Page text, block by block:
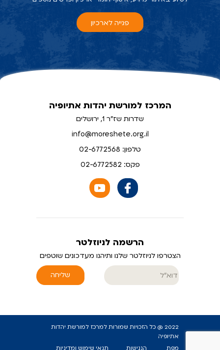
פנייה לארכיון
המרכז למורשת יהדות אתיופיה
שדרות שז"ר 1, ירושלים
info@moreshete.org.il
טלפון: 02-6772568
פקס: 02-6772582
הרשמה לניוזלטר
הצטרפו לניוזלטר שלנו ותיהנו מעדכונים שוטפים
שליחה
2022 @ כל הזכויות שמורות למרכז למורשת יהדות
אתיופיה
מפת
הנגישות תנאי שימוש ומדיניות